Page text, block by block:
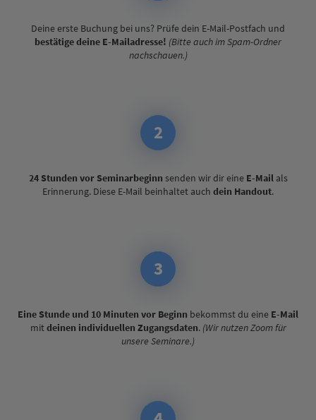
Deine erste Buchung bei uns? Prüfe dein E-Mail-Postfach und
bestätige deine E-Mailadresse! (Bitte auch im Spam-Ordner
nachschauen.)
2
24 Stunden vor Seminarbeginn senden wir dir eine E-Mailals
Erinnerung. Diese E-Mail beinhaltet auch dein Handout.
3
Eine Stunde und 10 Minuten vor Beginn bekommst du eine E-Mail
mitdeinen individuellen Zugangsdaten. (Wir nutzen Zoom für
unsere Seminare.)